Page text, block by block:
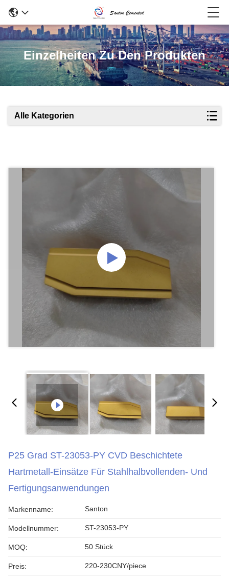
Einzelheiten Zu Den Produkten
Alle Kategorien
P25 Grad ST-23053-PY CVD Beschichtete
Hartmetall-Einsätze Für Stahlhalbvollenden- Und
Fertigungsanwendungen
Markenname: Santon
Modellnummer: ST-23053-PY
MOQ: 50 Stück
Preis: 220-230CNY/piece